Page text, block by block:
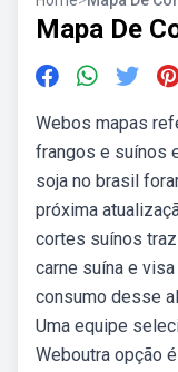
Mapa De
Webos mapas
frangos e suínos
soja no brasil
próxima
cortes suínos
carne suína e
consumo desse
Uma equipe
Weboutra opção